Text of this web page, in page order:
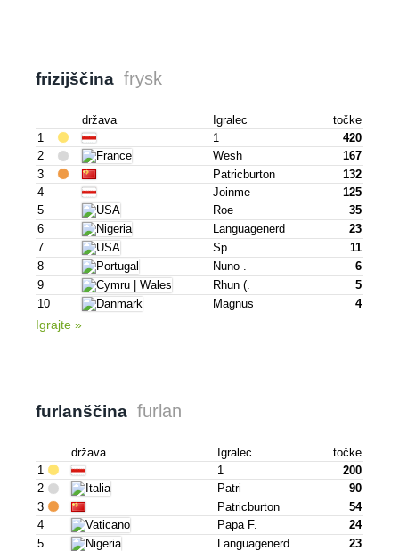
frizijščina frysk
država Igralec
točke
1
1
420
2
Wesh
167
3
Patricburton
132
4
Joinme
125
5
Roe
35
6
Languagenerd
23
7
Sp
11
8
Nuno .
6
9
Rhun (.
5
10
Magnus 4
Igrajte »
furlanščina furlan
država Igralec
točke
1
1
200
2
Patri
90
3
Patricburton
54
4
Papa F.
24
5
Languagenerd 23